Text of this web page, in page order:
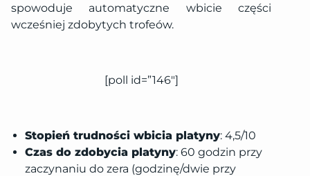
spowoduje automatyczne wbicie części
wcześniej zdobytych trofeów.
[poll id=”146″]
Stopień trudności wbicia platyny: 4,5/10
Czas do zdobycia platyny: 60 godzin przy
zaczynaniu do zera (godzinę/dwie przy